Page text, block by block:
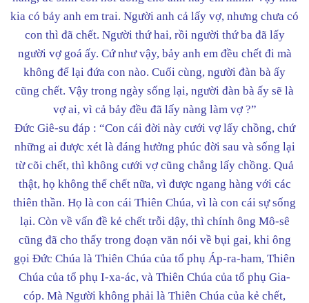
kia có bảy anh em trai. Người anh cả lấy vợ, nhưng chưa có
con thì đã chết. Người thứ hai, rồi người thứ ba đã lấy
người vợ goá ấy. Cứ như vậy, bảy anh em đều chết đi mà
không để lại đứa con nào. Cuối cùng, người đàn bà ấy
cũng chết. Vậy trong ngày sống lại, người đàn bà ấy sẽ là
vợ ai, vì cả bảy đều đã lấy nàng làm vợ ?”
Đức Giê-su đáp : “Con cái đời này cưới vợ lấy chồng, chứ
những ai được xét là đáng hưởng phúc đời sau và sống lại
từ cõi chết, thì không cưới vợ cũng chẳng lấy chồng. Quả
thật, họ không thể chết nữa, vì được ngang hàng với các
thiên thần. Họ là con cái Thiên Chúa, vì là con cái sự sống
lại. Còn về vấn đề kẻ chết trỗi dậy, thì chính ông Mô-sê
cũng đã cho thấy trong đoạn văn nói về bụi gai, khi ông
gọi Đức Chúa là Thiên Chúa của tổ phụ Áp-ra-ham, Thiên
Chúa của tổ phụ I-xa-ác, và Thiên Chúa của tổ phụ Gia-
cóp. Mà Người không phải là Thiên Chúa của kẻ chết,